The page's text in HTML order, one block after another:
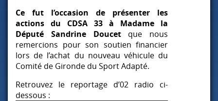
Ce fut l’occasion de présenter les
actions du CDSA 33 à Madame la
Député Sandrine Doucetque nous
remercions pour son soutien financier
lors de l’achat du nouveau véhicule du
Comité de Gironde du Sport Adapté.
Retrouvez le reportage d’02 radio ci-
dessous :